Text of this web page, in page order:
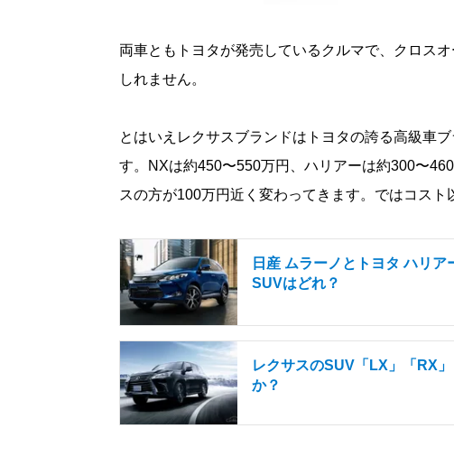
両車ともトヨタが発売しているクルマで、クロス
しれません。
とはいえレクサスブランドはトヨタの誇る高級車
す。NXは約450〜550万円、ハリアーは約300〜
スの方が100万円近く変わってきます。ではコスト
日産 ムラーノとトヨタ ハリ
SUVはどれ？
レクサスのSUV「LX」「RX
か？